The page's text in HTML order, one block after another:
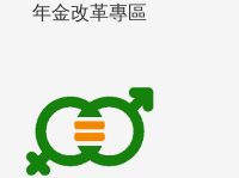
年金改革專區